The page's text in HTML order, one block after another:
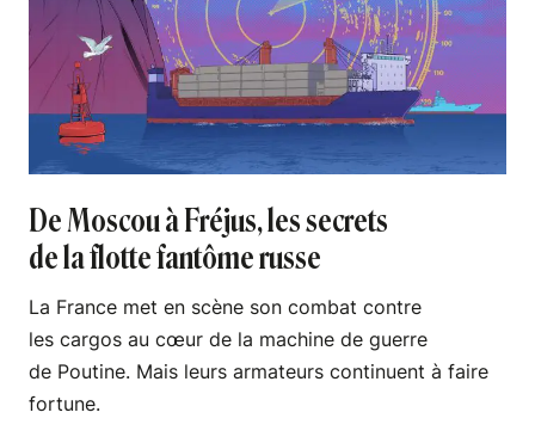
De Moscou à Fréjus, les secrets
de la flotte fantôme russe
La France met en scène son combat contre
les cargos au cœur de la machine de guerre
de Poutine. Mais leurs armateurs continuent à faire
fortune.